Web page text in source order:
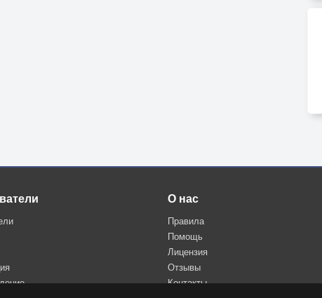
О нас
Правила
Помощь
Лицензия
Отзывы
Контакты